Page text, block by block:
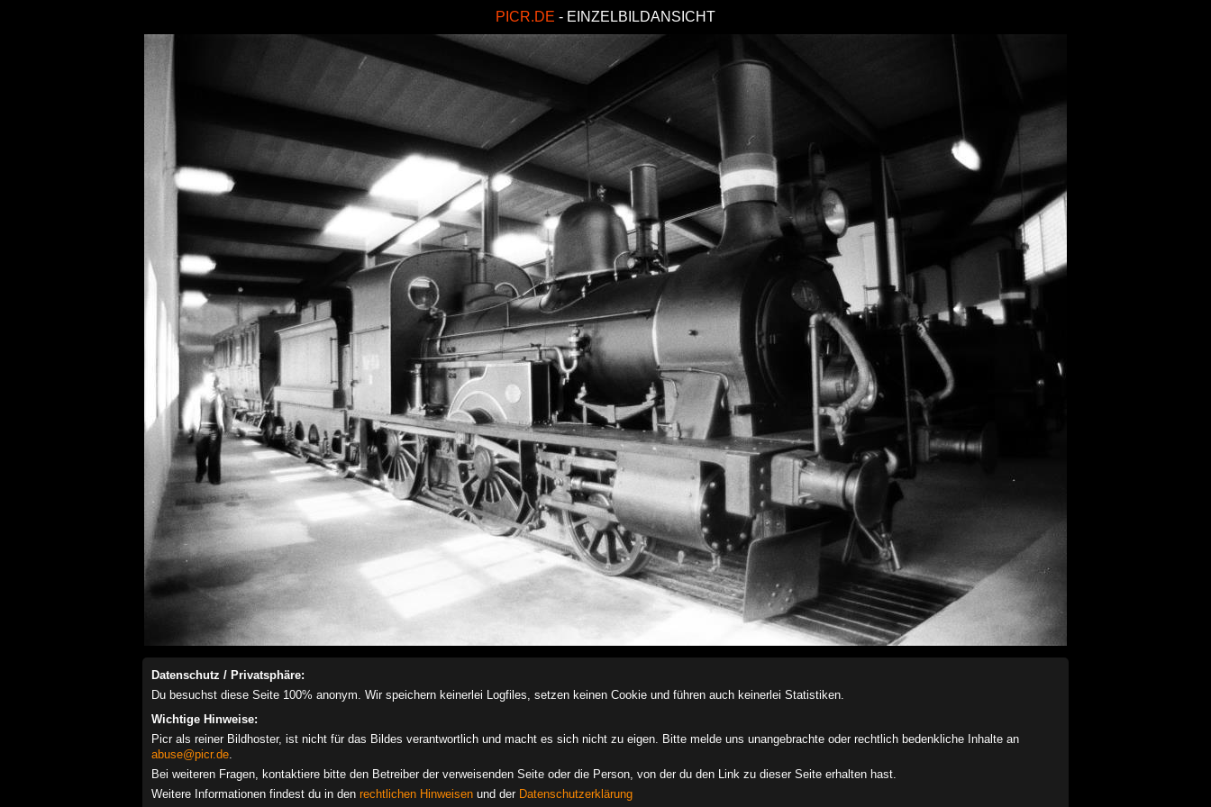
PICR.DE - EINZELBILDANSICHT
Datenschutz / Privatsphäre:
Du besuchst diese Seite 100% anonym. Wir speichern keinerlei Logfiles, setzen keinen Cookie und führen auch keinerlei Statistiken.
Wichtige Hinweise:
Picr als reiner Bildhoster, ist nicht für das Bildes verantwortlich und macht es sich nicht zu eigen. Bitte melde uns unangebrachte oder rechtlich bedenkliche Inhalte an
abuse@picr.de.
Bei weiteren Fragen, kontaktiere bitte den Betreiber der verweisenden Seite oder die Person, von der du den Link zu dieser Seite erhalten hast.
Weitere Informationen findest du in den rechtlichen Hinweisen und der Datenschutzerklärung